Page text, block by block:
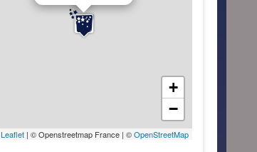
+
−
Leaflet| © Openstreetmap France | ©OpenStreetMap